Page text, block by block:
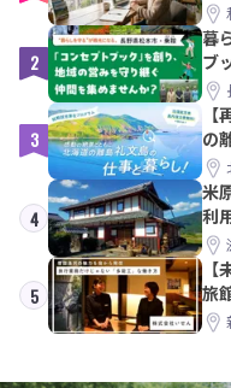
2
暮
ブ
間
3
の
4
米
利
5
旅
方